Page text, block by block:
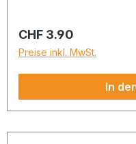
Regulärer Preis:
CHF 3.90
Preise inkl. MwSt.
In